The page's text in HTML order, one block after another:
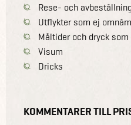
Rese- och
Utflykter som ej
Måltider och dryck
Visum
Dricks
KOMMENTARER TILL